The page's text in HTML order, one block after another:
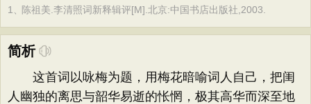
1、 陈祖美.李清照词新释辑评[M].北京:中国书店出版社,2003.
简析
这首词以咏梅为题，用梅花暗喻词人自己，把闺
人幽独的离思与韶华易逝的怅惘，极其高华而深至地